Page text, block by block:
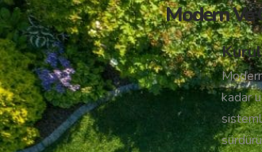
Modern Ve
kadar